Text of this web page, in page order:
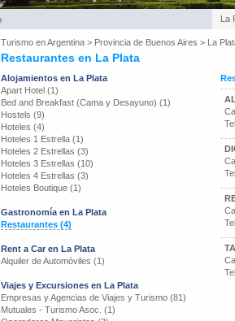
La
Turismo enArgentina > Provincia de Buenos Aires > La
Restaurantes en La Plata
Alojamientos en La Plata
Apart Hotel (1)
Bed and Breakfast (Cama y Desayuno) (1)
Hostels (9)
Hoteles (4)
Hoteles 1 Estrella (1)
Hoteles 2 Estrellas (3)
Hoteles 3 Estrellas (10)
Hoteles 4 Estrellas (3)
Hoteles Boutique (1)
Gastronomía en La Plata
Restaurantes (4)
Rent a Car en La Plata
Alquiler de Automóviles (1)
Viajes y Excursiones en La Plata
Empresas y Agencias de Viajes y Turismo (81)
Mutuales - Turismo Asoc. (1)